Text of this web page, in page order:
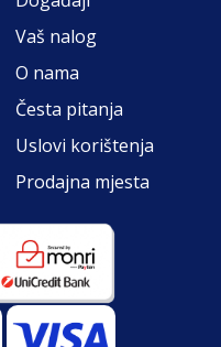
Vaš nalog
O nama
Česta pitanja
Uslovi korištenja
Prodajna mjesta